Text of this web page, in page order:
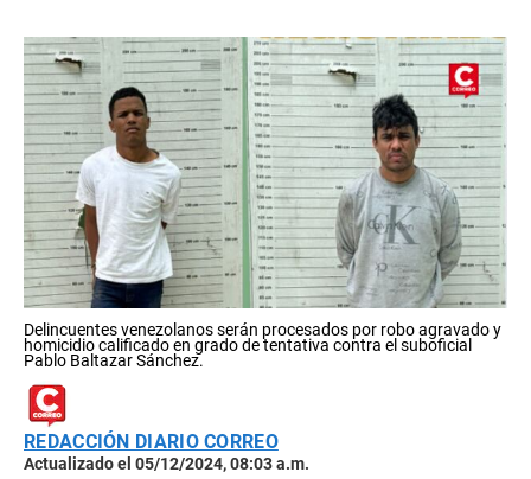
Delincuentes venezolanos serán procesados por robo agravado y
homicidio calificado en grado de tentativa contra el suboficial
Pablo Baltazar Sánchez.
REDACCIÓN DIARIO CORREO
Actualizado el 05/12/2024, 08:03 a.m.